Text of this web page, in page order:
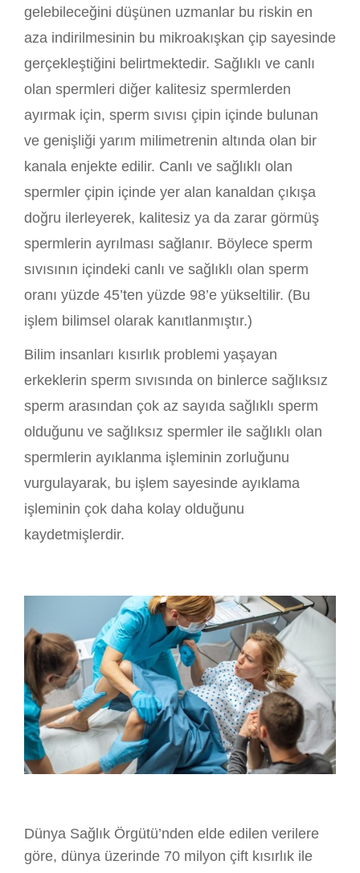
gelebileceğini düşünen uzmanlar bu riskin en
aza indirilmesinin bu mikroakışkan çip sayesinde
gerçekleştiğini belirtmektedir. Sağlıklı ve canlı
olan spermleri diğer kalitesiz spermlerden
ayırmak için, sperm sıvısı çipin içinde bulunan
ve genişliği yarım milimetrenin altında olan bir
kanala enjekte edilir. Canlı ve sağlıklı olan
spermler çipin içinde yer alan kanaldan çıkışa
doğru ilerleyerek, kalitesiz ya da zarar görmüş
spermlerin ayrılması sağlanır. Böylece sperm
sıvısının içindeki canlı ve sağlıklı olan sperm
oranı yüzde 45’ten yüzde 98’e yükseltilir. (Bu
işlem bilimsel olarak kanıtlanmıştır.)
Bilim insanları kısırlık problemi yaşayan
erkeklerin sperm sıvısında on binlerce sağlıksız
sperm arasından çok az sayıda sağlıklı sperm
olduğunu ve sağlıksız spermler ile sağlıklı olan
spermlerin ayıklanma işleminin zorluğunu
vurgulayarak, bu işlem sayesinde ayıklama
işleminin çok daha kolay olduğunu
kaydetmişlerdir.
Dünya Sağlık Örgütü’nden elde edilen verilere
göre, dünya üzerinde 70 milyon çift kısırlık ile